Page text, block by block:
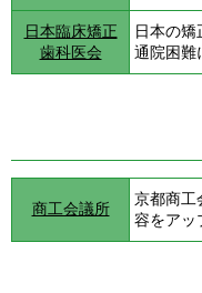
日本臨床矯正
歯科医会
日本の
通院困難
商工会議所
京都商工
容をアッ